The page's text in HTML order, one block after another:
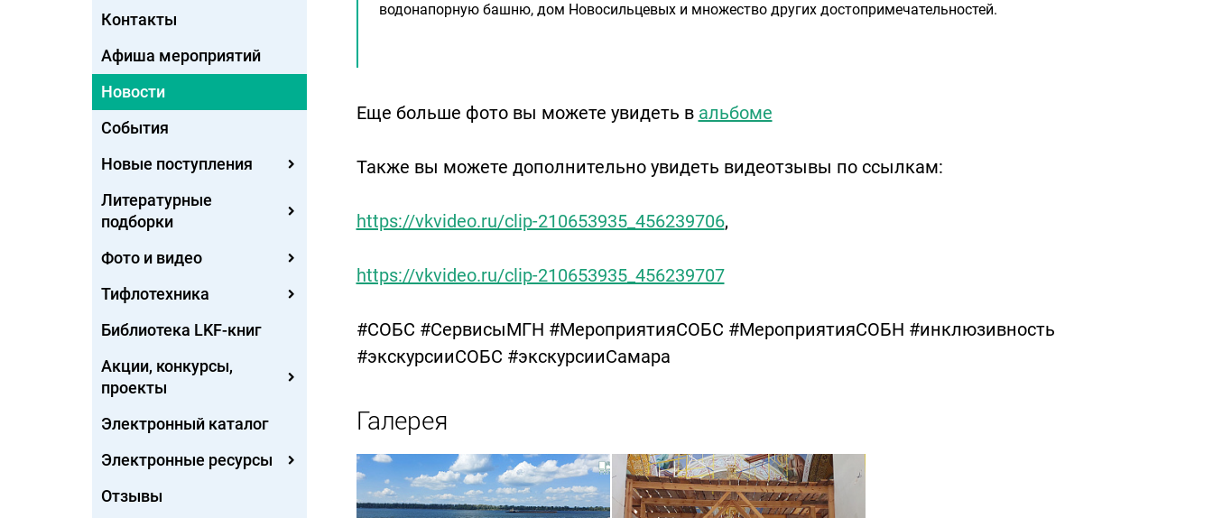
Контакты
Афиша мероприятий
Новости
События
Новые поступления
Литературные
подборки
Фото и видео
Тифлотехника
Библиотека LKF-книг
Акции, конкурсы,
проекты
Электронный каталог
Электронные ресурсы
Отзывы
водонапорную башню, дом Новосильцевых и множество других достопримечательностей.
Еще больше фото вы можете увидеть в альбоме
Также вы можете дополнительно увидеть видеотзывы по ссылкам:
https://vkvideo.ru/clip-210653935_456239706,
https://vkvideo.ru/clip-210653935_456239707
#СОБС #СервисыМГН #МероприятияСОБС #МероприятияСОБН #инклюзивность
#экскурсииСОБС #экскурсииСамара
Галерея